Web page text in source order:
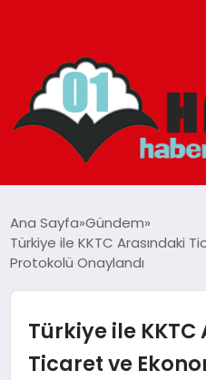
ADANA
Ana Sayfa Gündem
Türkiye ile KKTC Arasındaki
Protokolü Onaylandı
Türkiye ile KKTC
Ticaret ve